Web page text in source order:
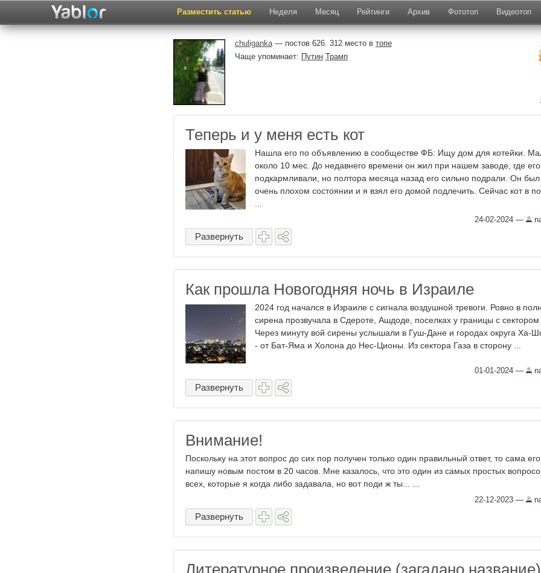
Разместить статью Неделя Месяц Рейтинги Архив Фототоп Видеотоп
chuliganka— постов 626. 312 место в топе
Чаще упоминает: Путин Трамп
Теперь и у меня есть кот
Нашла его по объявлению в сообществе ФБ: Ищу дом для котейки.
около 10 мес. До недавнего времени он жил при нашем заводе, где его
подкармливали, но полтора месяца назад его сильно подрали. Он был
очень плохом состоянии и я взял его домой подлечить. Сейчас кот в
24-02-2024 —
Развернуть
Как прошла Новогодняя ночь в Израиле
2024 год начался в Израиле с сигнала воздушной тревоги. Ровно в
сирена прозвучала в Сдероте, Ашдоде, поселках у границы с сектором
Через минуту вой сирены услышали в Гуш-Дане и городах округа Ха-
- от Бат-Яма и Холона до Нес-Ционы. Из сектора Газа в сторону ...
01-01-2024 —
Развернуть
Внимание!
Поскольку на этот вопрос до сих пор получен только один правильный ответ, то сама его
напишу новым постом в 20 часов. Мне казалось, что это один из самых простых
всех, которые я когда либо задавала, но вот поди ж ты... ...
22-12-2023 —
Развернуть
Литературное произведение (загадано название)